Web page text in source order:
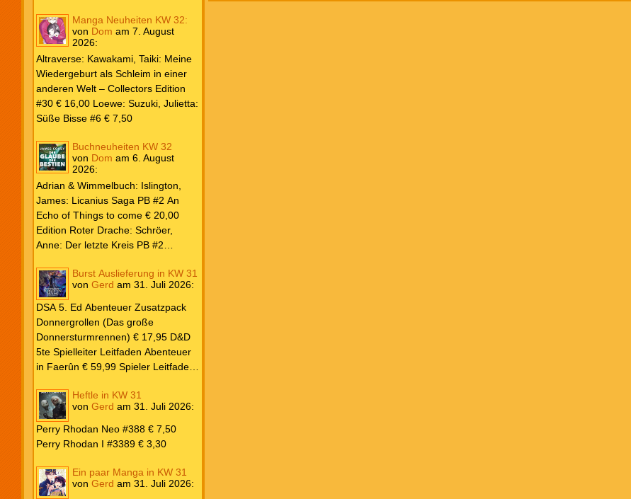
#31 € 5,99 Spider-Man 2025 #9
Angriff der Aliens € 7,99
Drache: Schröer, Anne: Der letzte
Kreis PB #2 Erwachen € 18,00
Dragonblood Academy HC #2 …to
kill a Monster € 25,00 Heyne: Bähr,
Emily: Tainted Vows – Gods of New
Olympia PB € 17,00 Kim, Sophie:
Fate’s Thread-Reihe PB #2 Der Gott
und der Geist € 17,00 Vonnegut,
Kurt: Katzenwiege PB € 17,00
Corey, James: The Captive’s War
HC #2 Der Glaube der Bestien €
24,00 Piper: Yang, Neon: Die letzte
Tochter der Drachen PB € 18,00
Manga Neuheiten KW 32:
von Dom am 7. August
2026:
Altraverse: Kawakami, Taiki: Meine
Wiedergeburt als Schleim in einer
anderen Welt – Collectors Edition
#30 € 16,00 Loewe: Suzuki, Julietta:
Süße Bisse #6 € 7,50
Buchneuheiten KW 32
von Dom am 6. August
2026:
Adrian & Wimmelbuch: Islington,
James: Licanius Saga PB #2 An
Echo of Things to come € 20,00
Edition Roter Drache: Schröer,
Anne: Der letzte Kreis PB #2
Frank: Der Pandora-Zyklus PB #1
Die Reise nach Pandora € 16,00
Corey, James: The Captive’s War
HC #2 Der Glaube der Bestien €
24,00 Loewe: Suzuki, Julietta: Süße
Bisse #6 € 7,50
Burst Auslieferung in KW 31
von Gerd am 31. Juli 2026:
DSA 5. Ed Abenteuer Zusatzpack
Donnergrollen (Das große
Donnersturmrennen) € 17,95 D&D
5te Spielleiter Leitfaden Abenteuer
in Faerûn € 59,99 Spieler Leitfaden
Heftle in KW 31
von Gerd am 31. Juli 2026:
Perry Rhodan Neo #388 € 7,50
Perry Rhodan I #3389 € 3,30
Ein paar Manga in KW 31
von Gerd am 31. Juli 2026: